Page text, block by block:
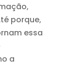
porque,
essa
a